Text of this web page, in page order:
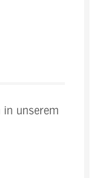
unserem